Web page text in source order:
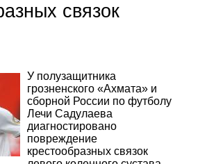
связок
У полузащитника
грозненского «Ахмата» и
сборной России по футболу
Лечи Садулаева
диагностировано
повреждение
крестообразных связок